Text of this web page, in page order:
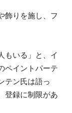
飾りを施し、フ
もいる」と、イ
ペイントパーテ
テン氏は語っ
登録に制限があ